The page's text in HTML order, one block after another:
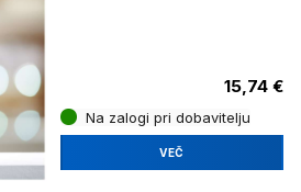
15,74 €
Na zalogi pri dobavitelju
VEČ